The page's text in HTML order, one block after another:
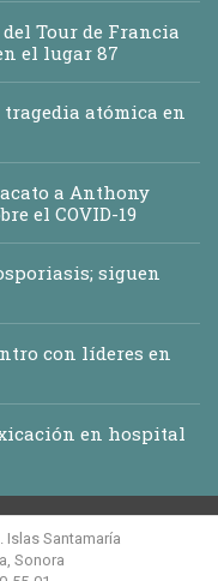
Tour de Francia
el lugar 87
atómica en
a Anthony
el COVID-19
siguen
con líderes en
en hospital
Islas Santamaría
Sonora